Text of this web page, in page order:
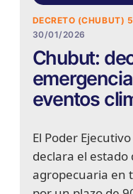
DECRETO (CHUBUT)
30/01/2026
Chubut:
eventos
El Poder
declara el
agropecuaria en